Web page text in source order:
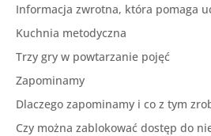
Informacja zwrotna, która pomaga
Kuchnia metodyczna
Trzy gry w powtarzanie pojęć
Zapominamy
Dlaczego zapominamy i co z tym
Czy można zablokować dostęp do